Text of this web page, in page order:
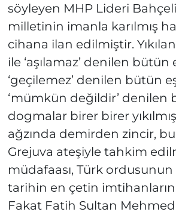
söyleyen MHP Lideri
milletinin imanla karılmış
cihana ilan edilmiştir.
ile ‘aşılamaz’ denilen bütün
‘geçilemez’ denilen bütün
‘mümkün değildir’ denilen
dogmalar birer birer
ağzında demirden zincir,
Grejuva ateşiyle tahkim
müdafaası, Türk
tarihin en çetin
Fakat Fatih Sultan Mehmed